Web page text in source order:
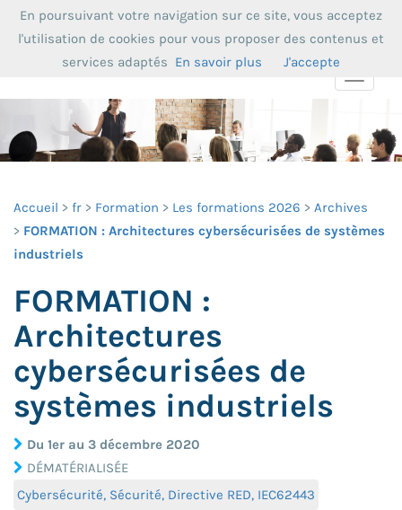
Toggle
Accueil fr Formation Les formations 2026
Archives
FORMATION : Architectures cybersécurisées de systèmes
industriels
FORMATION :
Architectures
cybersécurisées de
systèmes industriels
Du 1er au 3 décembre 2020
DÉMATÉRIALISÉE
Cybersécurité, Sécurité, Directive RED, IEC62443
En poursuivant votre navigation sur ce site, vous acceptez
l'utilisation de cookies pour vous proposer des contenus et
services adaptés En savoir plus J'accepte